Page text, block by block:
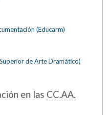
(Educarm)
de Arte Dramático)
en las CC.AA.